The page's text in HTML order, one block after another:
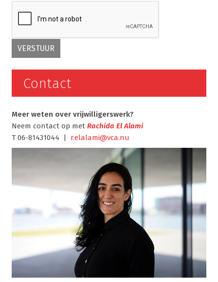
Contact
Meer weten over vrijwilligerswerk?
Neem contact op met Rachida El Alami
T 06-81431044 | r.elalami@vca.nu